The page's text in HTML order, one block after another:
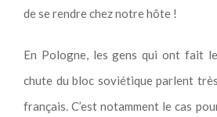
de se rendre chez notre hôte !
En Pologne, les gens qui ont fait
chute du bloc soviétique parlent
français. C’est notamment le cas